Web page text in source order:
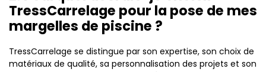
TressCarrelage pour la pose de mes
margelles de piscine ?
TressCarrelage se distingue par son expertise, son choix de
matériaux de qualité, sa personnalisation des projets et son